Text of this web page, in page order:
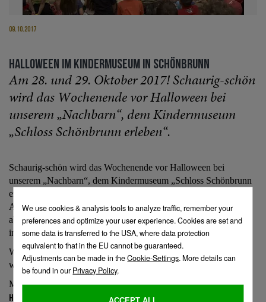
09.10.2017
HALLOWEEN IM KINDERMUSEUM IN SCHÖNBRUNN
Am 28. und 29. Oktober 2017! Schaurig-schön
wird das Wochenende vor Halloween bei
unserem „Nachbarn“, dem Kindermuseum
„Schloss Schönbrunn erleben“.
Schaurig-schön wird das Wochenende vor Halloween bei
unserem „Nachbarn“, dem Kindermuseum „Schloss Schönbrunn
erleben“.
Am 28. und 29. Oktober von jeweils 10-17 Uhr wartet ein
abwechslungsreiches Halloweenprogramm auf alle Kinder,
inklusive Zaubershow und gruseligem Schminken.
Wer sich danach bei uns im Parkcafé stärken möchte, ist herzlich
willkommen!
Mehr Informationen zu Halloween im Kindermuseum finden Sie
hier